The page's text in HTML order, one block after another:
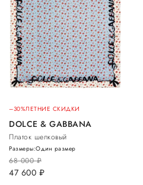
–30%ЛЕТНИЕ СКИДКИ
DOLCE & GABBANA
Платок шелковый
68 000руб.
47 600 руб.
Размеры:Один размер